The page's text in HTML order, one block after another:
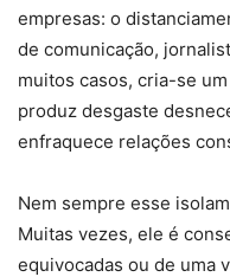
empresas: o
de comunicação,
muitos casos, cria-se
produz desgaste
enfraquece relações
Nem sempre esse
Muitas vezes, ele é
equivocadas ou de uma